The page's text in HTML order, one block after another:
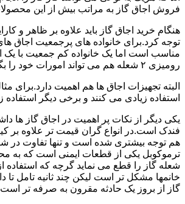
فروش اجاق گاز به مراتب بیش از این
هنگام خرید اجاق گاز باید علاوه بر ظاهر و
رومیزی ۲ شعله هم می تواند امورات خود را بگذراند.
البته تجهیزات اجاق ها هم اهمیت دارد.برای
استفاده زیادی می کنند و برخی دیگر استفاده
یکی دیگر از نکات پر اهمیت در اجاق گاز ها
فندک است.در انواع گران قیمت تر علاوه بر
هم توجه بیشتری شده است و تنها تفاوت در
ترموکوبل یکی از قطعات ایمنی است که
شعله گاز را قطع می نماید گرچه که استفاده
خانمها مشکل تر است لیکن چند ثانیه تامل
گاز از بروز یک حادثه مقرون به صرفه تر